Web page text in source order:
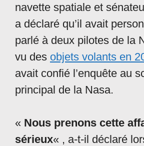
navette spatiale et
a déclaré qu’il avait
parlé à deux pilotes de la
vu des objets volants en
avait confié l’enquête au
principal de la Nasa.
« Nous prenons cette
sérieux« , a-t-il déclaré